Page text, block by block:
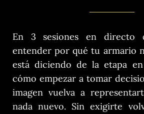
En 3 sesiones en directo
entender por qué tu armario
está diciendo de la etapa
cómo empezar a tomar
imagen vuelva a
nada nuevo. Sin exigirte